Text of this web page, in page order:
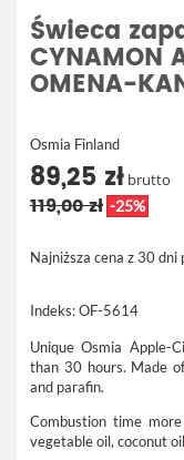
Świeca
OMENA-
Osmia Finland
89,25 zł brutto
119,00 zł -25%
Najniższa cena z 30 dni
Indeks:OF-5614
Unique Osmia Apple-
than 30 hours. Made
and parafin.
Combustion time
vegetable oil, coconut